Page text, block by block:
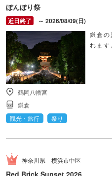
ぼんぼり祭
～ 2026/08/09(日)
鎌倉の
れます
鶴岡八幡宮
鎌倉
観光・旅行
祭り
神奈川県 横浜市中区